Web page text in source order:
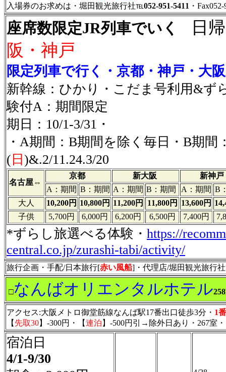
入場券のお求めは・堀田観光旅行社℡052-951-5411 ・
座席数限定JR列車でいく
日
阪・神戸
限定列車で行く・京都・神戸・大阪
新幹線：ひかり・こだま号利用&ず
験付A：期間限定
期日：10/1-3/31・
・A期間：B期間を除く毎日・B期間
( 日 )&.2/11.24.3/20
名古屋⇔
京都 新大阪
新神戸
A：期間 B：期間 A：期間 B：期間 A：期間 B
大人
10,200円 10,800円 11,200円 11,800円 13,600円
子供
5,700円 6,000円 6,200円 6,500円 7,400円
*ずらし旅選べる体験・ https://
central.co.jp/zurashi-tabi/activity/
旅行企画・手配/日本旅行[赤い風船]・代理店/堀田観光旅行
□なんばオリエンタルホテル258
アクセス:大阪メトロ御堂筋線なんば駅17番出口徒歩3分・ 1
【 先取30】-300円・【連泊 】-500円引→除外日あり・267室
宿泊日
4/1-9/30